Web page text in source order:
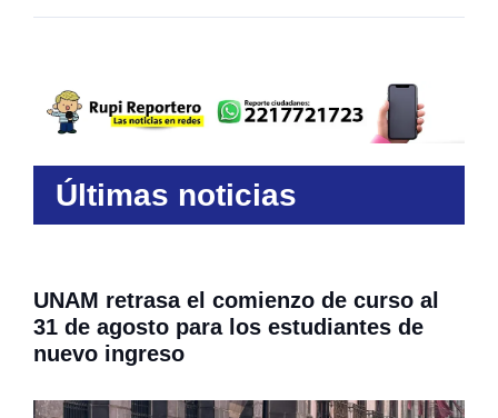
Últimas noticias
UNAM retrasa el comienzo de curso al
31 de agosto para los estudiantes de
nuevo ingreso